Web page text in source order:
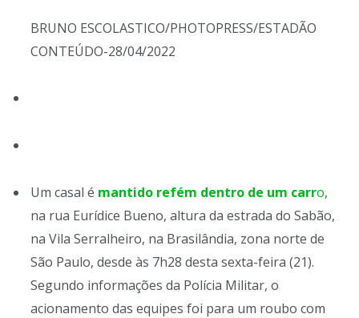
BRUNO ESCOLASTICO/PHOTOPRESS/ESTADÃO
CONTEÚDO-28/04/2022
Um casal é mantido refém dentro de um carro,
na rua Eurídice Bueno, altura da estrada do Sabão,
na Vila Serralheiro, na Brasilândia, zona norte de
São Paulo, desde às 7h28 desta sexta-feira (21).
Segundo informações da Polícia Militar, o
acionamento das equipes foi para um roubo com